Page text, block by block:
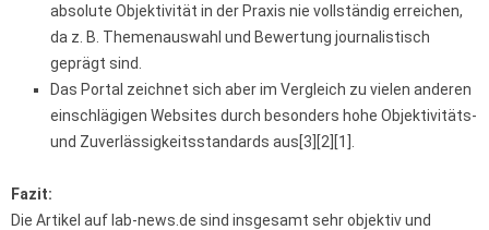
absolute Objektivität in der Praxis nie vollständig erreichen,
da z. B. Themenauswahl und Bewertung journalistisch
geprägt sind.
Das Portal zeichnet sich aber im Vergleich zu vielen anderen
einschlägigen Websites durch besonders hohe Objektivitäts-
und Zuverlässigkeitsstandards aus[3][2][1].
Fazit:
Die Artikel auf lab-news.de sind insgesamt sehr objektiv und